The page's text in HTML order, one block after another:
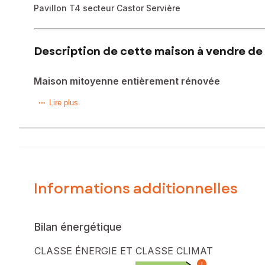
Pavillon T4 secteur Castor Servière
Description de cette maison à vendre de
Maison mitoyenne entièrement rénovée
Située dans le 15e arrondissement de Marseille. Les
Cette maison mitoyenne de type 5 offre une surface
l'étage: vous trouverez 3 chambres avec vue dégagée
Les informations sur les risques auxquels ce bien est
Prix de vente : 270 000 €
Lire plus
Informations additionnelles
Bilan énergétique
CLASSE ÉNERGIE ET CLASSE CLIMAT